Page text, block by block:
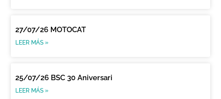
27/07/26 MOTOCAT
LEER MÁS »
25/07/26 BSC 30 Aniversari
LEER MÁS »